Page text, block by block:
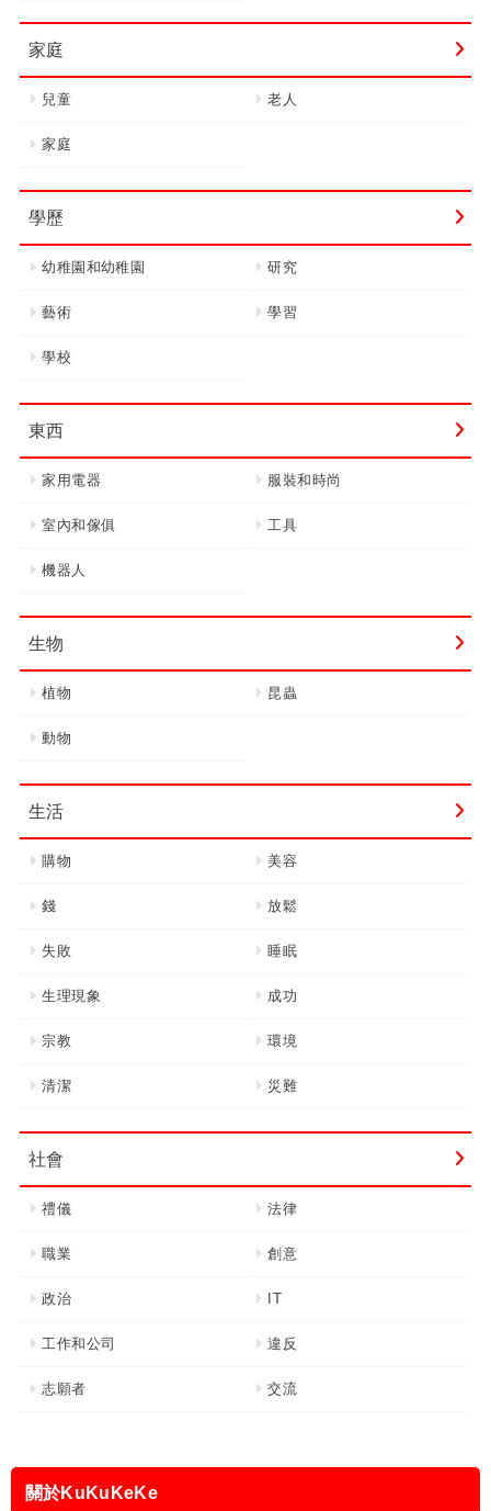
家庭
兒童 老人
家庭
學歷
幼稚園和幼稚園 研究
藝術 學習
學校
東西
家用電器 服裝和時尚
室內和傢俱 工具
機器人
生物
植物 昆蟲
動物
生活
購物 美容
錢 放鬆
失敗 睡眠
生理現象 成功
宗教 環境
清潔 災難
社會
禮儀 法律
職業 創意
政治 IT
工作和公司 違反
志願者 交流
關於KuKuKeKe